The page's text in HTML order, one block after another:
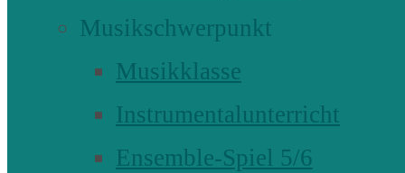
Musikschwerpunkt
Musikklasse
Instrumentalunterricht
Ensemble-Spiel 5/6